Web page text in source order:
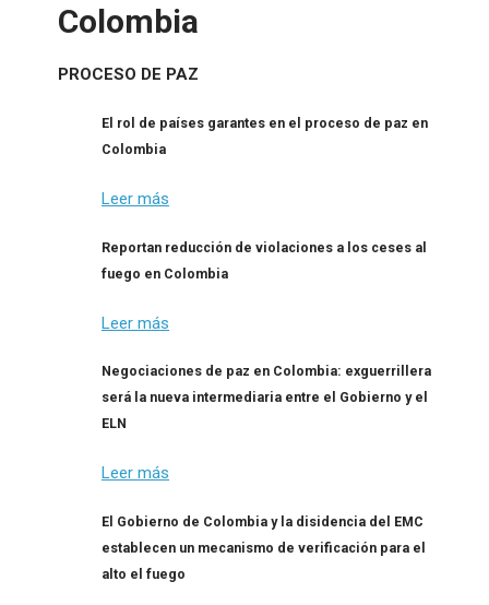
Colombia
PROCESO DE PAZ
El rol de países garantes en el proceso de paz en
Colombia
Leer más
Reportan reducción de violaciones a los ceses al
fuego en Colombia
Leer más
Negociaciones de paz en Colombia: exguerrillera
será la nueva intermediaria entre el Gobierno y el
ELN
Leer más
El Gobierno de Colombia y la disidencia del EMC
establecen un mecanismo de verificación para el
alto el fuego